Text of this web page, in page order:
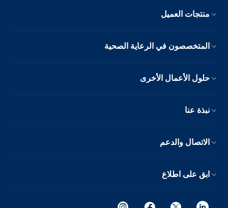
منتجات العميل
المتخصصون في الرعاية الصحية
حلول الأعمال الأخرى
نبذة عنا
الاتصال والدعم
ابق على اطلاع